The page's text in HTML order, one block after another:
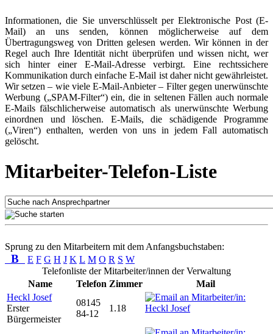
Informationen, die Sie unverschlüsselt per Elektronische Post (E-
Mail) an uns senden, können möglicherweise auf dem
Übertragungsweg von Dritten gelesen werden. Wir können in der
Regel auch Ihre Identität nicht überprüfen und wissen nicht, wer
sich hinter einer E-Mail-Adresse verbirgt. Eine rechtssichere
Kommunikation durch einfache E-Mail ist daher nicht gewährleistet.
Wir setzen – wie viele E-Mail-Anbieter – Filter gegen unerwünschte
Werbung („SPAM-Filter“) ein, die in seltenen Fällen auch normale
E-Mails fälschlicherweise automatisch als unerwünschte Werbung
einordnen und löschen. E-Mails, die schädigende Programme
(„Viren“) enthalten, werden von uns in jedem Fall automatisch
gelöscht.
Mitarbeiter-Telefon-Liste
Sprung zu den Mitarbeitern mit dem Anfangsbuchstaben:
B E F G H J K L M O R S W
Telefonliste der Mitarbeiter/innen der Verwaltung
Name
Telefon Zimmer
Mail
Heckl Josef
Erster
Bürgermeister
08145
84-12
1.18